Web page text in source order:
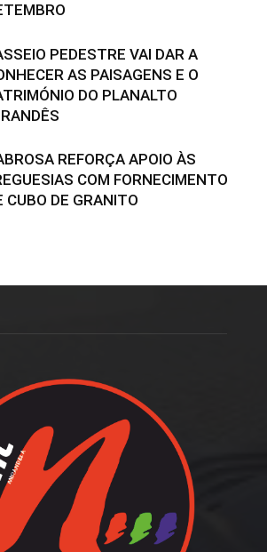
PEDESTRE VAI DAR A
AS PAISAGENS E O
DO PLANALTO
REFORÇA APOIO ÀS
COM FORNECIMENTO
CUBO DE GRANITO